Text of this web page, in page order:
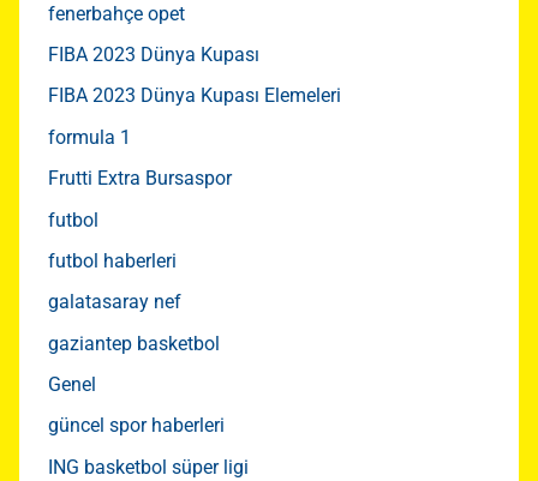
fenerbahçe opet
FIBA 2023 Dünya Kupası
FIBA 2023 Dünya Kupası Elemeleri
formula 1
Frutti Extra Bursaspor
futbol
futbol haberleri
galatasaray nef
gaziantep basketbol
Genel
güncel spor haberleri
ING basketbol süper ligi